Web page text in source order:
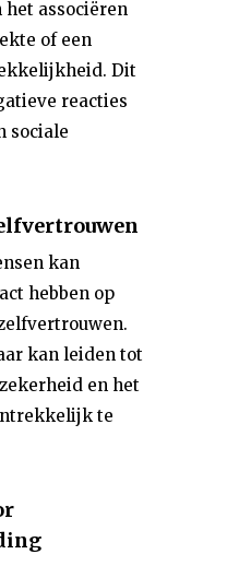
het associëren
of een
Dit
reacties
sociale
kan
hebben op
kan leiden tot
en het
te